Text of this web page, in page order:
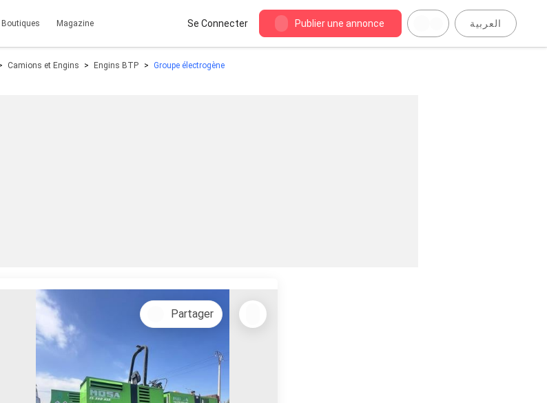
Boutiques Magazine Se Connecter Publier une annonce العربية
Camions et Engins Engins BTP Groupe électrogène
Partager